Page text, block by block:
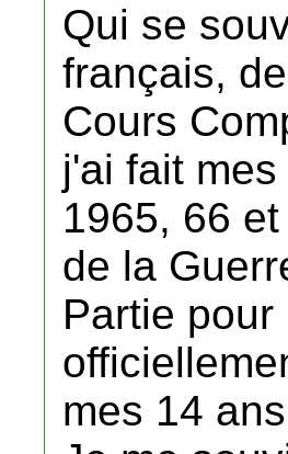
Qui se
français,
Cours
j'ai fait
1965, 66
de la
Partie
mes 14